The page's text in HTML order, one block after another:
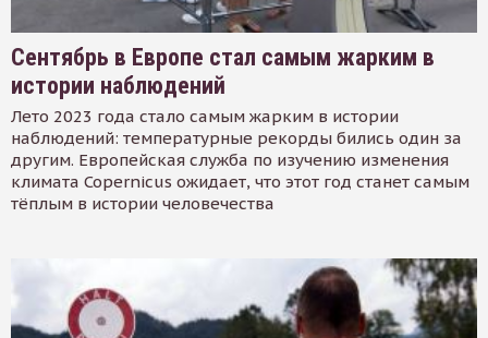
Сентябрь в Европе стал самым жарким в
истории наблюдений
Лето 2023 года стало самым жарким в истории
наблюдений: температурные рекорды бились один за
другим. Европейская служба по изучению изменения
климата Copernicus ожидает, что этот год станет самым
тёплым в истории человечества